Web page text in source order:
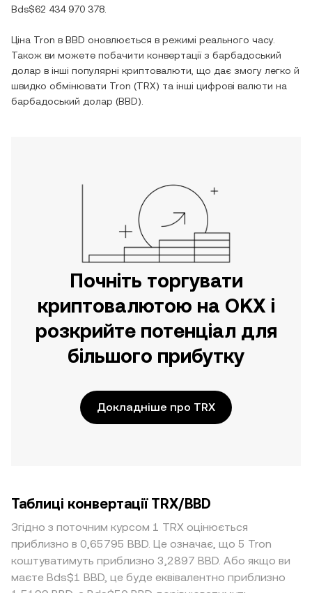
Bds$62 434 970 378
Ціна Tron в BBD оновлюється в режимі реального часу.
Також ви можете побачити конвертації з барбадоський
долар в інші популярні криптовалюти, що дає змогу легко й
швидко обмінювати Tron (TRX) та інші цифрові валюти на
барбадоський долар (BBD).
Почніть торгувати
криптовалютою на OKX і
розкрийте потенціал для
більшого прибутку
Докладніше про TRX
Таблиці конвертації TRX/BBD
Згідно з поточним курсом 1 TRX оцінюється
приблизно в 0,65795 BBD. Це означає, що 5 Tron
коштуватимуть приблизно 3,2897 BBD. Або якщо ви
маєте Bds$1 BBD, це буде еквівалентно приблизно